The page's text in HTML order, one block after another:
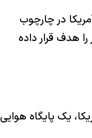
در چارچوب
هدف قرار داده
یک پایگاه هوایی